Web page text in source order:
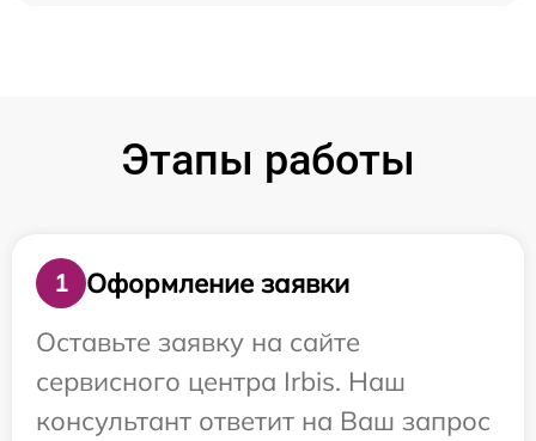
Этапы работы
1
Оформление заявки
Оставьте заявку на сайте
сервисного центра Irbis. Наш
консультант ответит на Ваш запрос